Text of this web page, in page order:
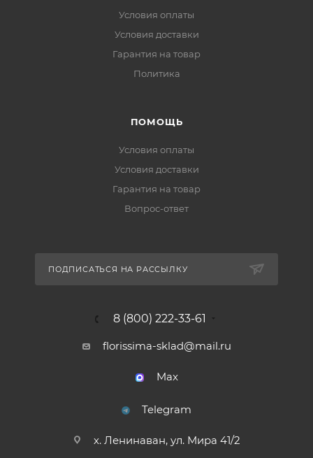
Условия оплаты
Условия доставки
Гарантия на товар
Политика
ПОМОЩЬ
Условия оплаты
Условия доставки
Гарантия на товар
Вопрос-ответ
ПОДПИСАТЬСЯ НА РАССЫЛКУ
8 (800) 222-33-61
florissima-sklad@mail.ru
Max
Telegram
х. Ленинаван, ул. Мира 41/2